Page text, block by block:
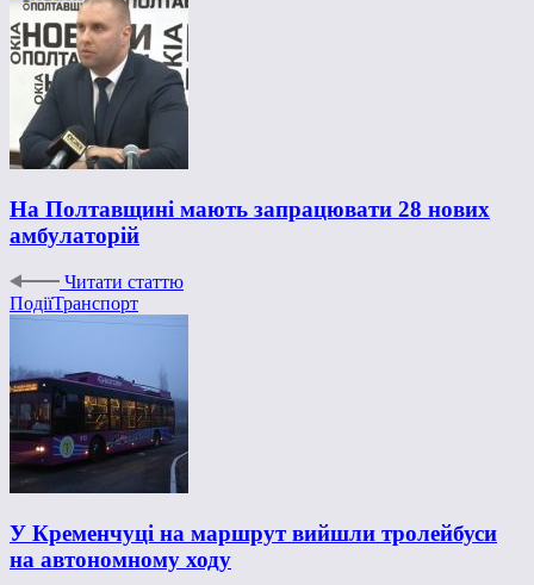
На Полтавщині мають запрацювати 28 нових
амбулаторій
Читати статтю
ПодіїТранспорт
У Кременчуці на маршрут вийшли тролейбуси
на автономному ходу